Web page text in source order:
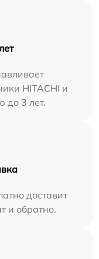
HITACHI и
до 3 лет.
доставит
и обратно.